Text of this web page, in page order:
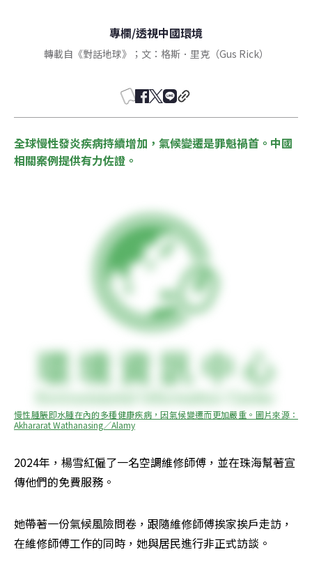
專欄/透視中國環境
轉載自《對話地球》；文：格斯．里克（Gus Rick）
全球慢性發炎疾病持續增加，氣候變遷是罪魁禍首。中國
相關案例提供有力佐證。
慢性腫脹即水腫在內的多種健康疾病，因氣候變遷而更加嚴重。圖片來源：
Akhararat Wathanasing／Alamy
2024年，楊雪紅僱了一名空調維修師傅，並在珠海幫著宣
傳他們的免費服務。
她帶著一份氣候風險問卷，跟隨維修師傅挨家挨戶走訪，
在維修師傅工作的同時，她與居民進行非正式訪談。